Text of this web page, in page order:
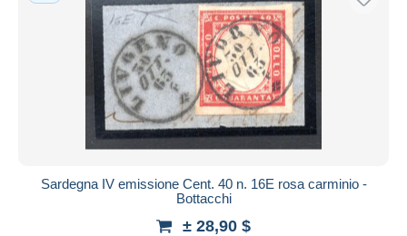
Sardegna IV emissione Cent. 40 n. 16E rosa carminio -
Bottacchi
± 28,90 $